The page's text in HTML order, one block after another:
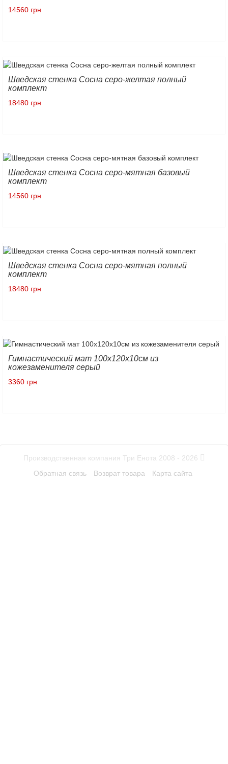
14560 грн
Шведская стенка Сосна серо-желтая полный
комплект
18480 грн
Шведская стенка Сосна серо-мятная базовый
комплект
14560 грн
Шведская стенка Сосна серо-мятная полный
комплект
18480 грн
Гимнастический мат 100х120х10см из
кожезаменителя серый
3360 грн
Производственная компания Три Енота 2008 - 2026
Обратная связь
Возврат товара Карта сайта